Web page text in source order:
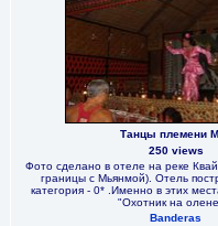
Танцы племени
250 views
Фото сделано в отеле на реке
границы с Мьянмой). Отель
категория - 0* .Именно в этих
"Охотник на
Banderas